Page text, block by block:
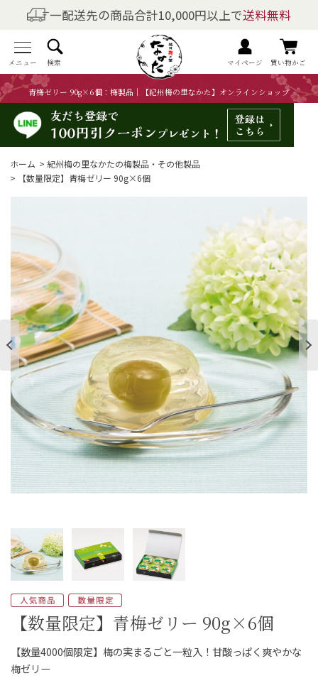
一配送先の商品合計10,000円以上で送料無料
メニュー 検索 マイページ 買い物かご
青梅ゼリー 90g×6個：梅製品｜【紀州梅の里なかた】オンラインショップ
商品を探す
全商品一覧
梅干しの商品一覧
梅酒の商品一覧
梅製品・その他の商品一覧
トップページ
マイページ
ご案内
初めての方へ ご利用ガイド
配送について ギフトサービス
について
0120-12-2486
【営業時間】8:30～17:30
お問い合わせフォームはこちら
ホーム > 紀州梅の里なかたの梅製品・その他製品
>
【数量限定】青梅ゼリー 90g×6個
【数量限定】青梅ゼリー 90g×6個
【数量4000個限定】梅の実まるごと一粒入！甘酸っぱく爽やかな
梅ゼリー